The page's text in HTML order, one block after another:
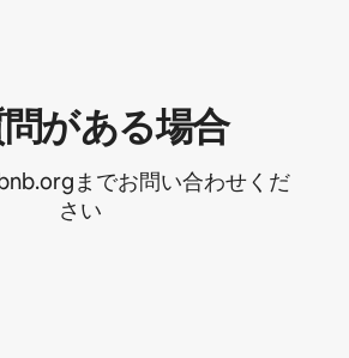
があ⁠る場⁠合
までお問い合わせくだ
さい